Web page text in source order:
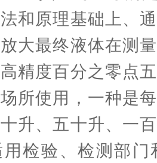
和原理基础上、
大最终液体在测
精度百分之零点
所使用，一种是
升、五十升、一
检验、检测部